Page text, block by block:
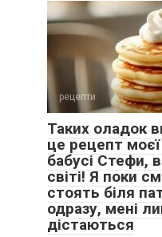
рецепти
Таких оладок
це рецепт моєї
бабусі Стефи,
світі! Я поки
стоять біля
одразу, мені
дістаються